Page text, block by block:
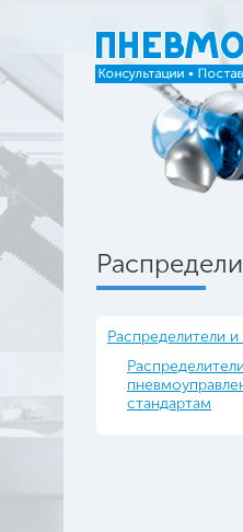
Распределители и
стандартам